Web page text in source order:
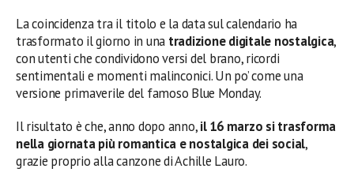
La coincidenza tra il titolo e la data sul calendario ha
trasformato il giorno in una tradizione digitale nostalgica,
con utenti che condividono versi del brano, ricordi
sentimentali e momenti malinconici. Un po’ come una
versione primaverile del famoso Blue Monday.
Il risultato è che, anno dopo anno,il 16 marzo si trasforma
nella giornata più romantica e nostalgica dei social,
grazie proprio alla canzone di Achille Lauro.